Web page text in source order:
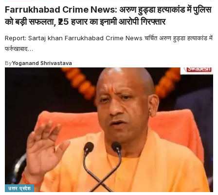
Farrukhabad Crime News: अरुण हुड्डा हत्याकांड में पुलिस
को बड़ी सफलता, ₹25 हजार का इनामी आरोपी गिरफ्तार
Report: Sartaj khan Farrukhabad Crime News चर्चित अरुण हुड्डा हत्याकांड में
फर्रुखाबाद…
ByYoganand Shrivastava
उत्तर प्रदेश